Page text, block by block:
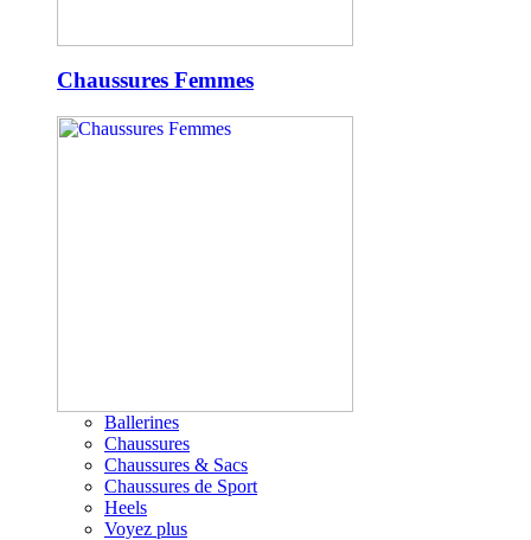
Chaussures Femmes
Ballerines
Chaussures
Chaussures & Sacs
Chaussures de Sport
Heels
Voyez plus